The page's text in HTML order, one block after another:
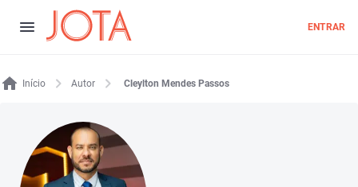
ENTRAR
Início Autor Cleylton Mendes Passos